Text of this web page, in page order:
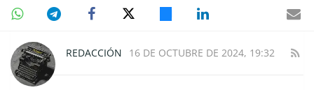
REDACCIÓN 16 DE OCTUBRE DE 2024, 19:32